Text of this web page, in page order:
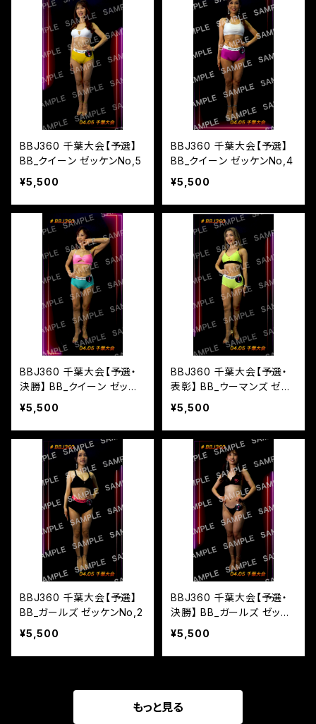
BBJ360 千葉大会【予選】
BB_クイーン ゼッケンNo,5
¥5,500
BBJ360 千葉大会【予選】
BB_クイーン ゼッケンNo,4
¥5,500
BBJ360 千葉大会【予選・
決勝】 BB_クイーン ゼッケ
ンNo,1
¥5,500
BBJ360 千葉大会【予選・
表彰】 BB_ウーマンズ ゼッ
ケンNo,7
¥5,500
BBJ360 千葉大会【予選】
BB_ガールズ ゼッケンNo,2
¥5,500
BBJ360 千葉大会【予選・
決勝】 BB_ガールズ ゼッケ
ンNo,1
¥5,500
もっと見る